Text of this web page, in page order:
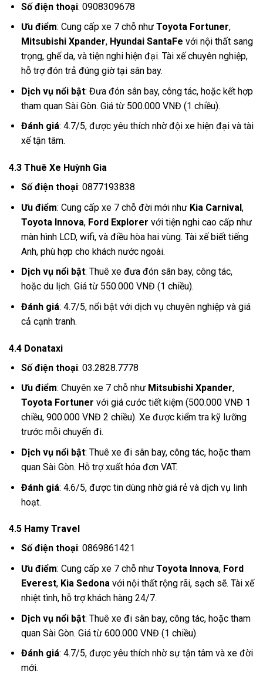
Số điện thoại: 0908309678
Ưu điểm: Cung cấp xe 7 chỗ như Toyota Fortuner,
Mitsubishi Xpander, Hyundai SantaFe với nội thất sang
trọng, ghế da, và tiện nghi hiện đại. Tài xế chuyên nghiệp,
hỗ trợ đón trả đúng giờ tại sân bay.
Dịch vụ nổi bật: Đưa đón sân bay, công tác, hoặc kết hợp
tham quan Sài Gòn. Giá từ 500.000 VNĐ (1 chiều).
Đánh giá: 4.7/5, được yêu thích nhờ đội xe hiện đại và tài
xế tận tâm.
4.3 Thuê Xe Huỳnh Gia
Số điện thoại: 0877193838
Ưu điểm: Cung cấp xe 7 chỗ đời mới như Kia Carnival,
Toyota Innova, Ford Explorer với tiện nghi cao cấp như
màn hình LCD, wifi, và điều hòa hai vùng. Tài xế biết tiếng
Anh, phù hợp cho khách nước ngoài.
Dịch vụ nổi bật: Thuê xe đưa đón sân bay, công tác,
hoặc du lịch. Giá từ 550.000 VNĐ (1 chiều).
Đánh giá: 4.7/5, nổi bật với dịch vụ chuyên nghiệp và giá
cả cạnh tranh.
4.4 Donataxi
Số điện thoại: 03.2828.7778
Ưu điểm: Chuyên xe 7 chỗ như Mitsubishi Xpander,
Toyota Fortuner với giá cước tiết kiệm (500.000 VNĐ 1
chiều, 900.000 VNĐ 2 chiều). Xe được kiểm tra kỹ lưỡng
trước mỗi chuyến đi.
Dịch vụ nổi bật: Thuê xe đi sân bay, công tác, hoặc tham
quan Sài Gòn. Hỗ trợ xuất hóa đơn VAT.
Đánh giá: 4.6/5, được tin dùng nhờ giá rẻ và dịch vụ linh
hoạt.
4.5 Hamy Travel
Số điện thoại: 0869861421
Ưu điểm: Cung cấp xe 7 chỗ như Toyota Innova, Ford
Everest, Kia Sedonavới nội thất rộng rãi, sạch sẽ. Tài xế
nhiệt tình, hỗ trợ khách hàng 24/7.
Dịch vụ nổi bật: Thuê xe đi sân bay, công tác, hoặc tham
quan Sài Gòn. Giá từ 600.000 VNĐ (1 chiều).
Đánh giá: 4.7/5, được yêu thích nhờ sự tận tâm và xe đời
mới.